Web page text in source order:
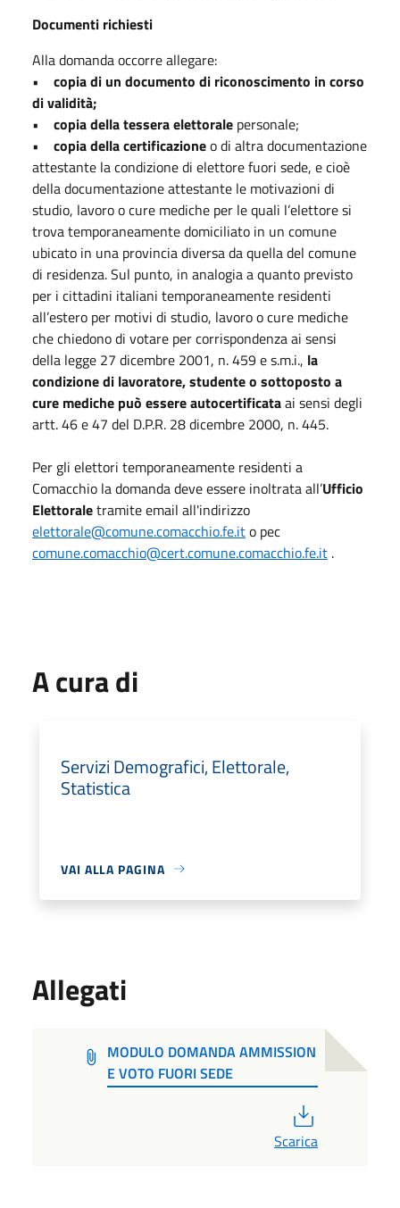
Documenti richiesti
Alla domanda occorre allegare:
• copia di un documento di riconoscimento in corso
di validità;
• copia della tessera elettorale personale;
• copia della certificazioneo di altra documentazione
attestante la condizione di elettore fuori sede, e cioè
della documentazione attestante le motivazioni di
studio, lavoro o cure mediche per le quali l’elettore si
trova temporaneamente domiciliato in un comune
ubicato in una provincia diversa da quella del comune
di residenza. Sul punto, in analogia a quanto previsto
per i cittadini italiani temporaneamente residenti
all’estero per motivi di studio, lavoro o cure mediche
che chiedono di votare per corrispondenza ai sensi
della legge 27 dicembre 2001, n. 459 e s.m.i., la
condizione di lavoratore, studente o sottoposto a
cure mediche può essere autocertificataai sensi degli
artt. 46 e 47 del D.P.R. 28 dicembre 2000, n. 445.
Per gli elettori temporaneamente residenti a
Comacchio la domanda deve essere inoltrata all’Ufficio
Elettoraletramite email all'indirizzo
elettorale@comune.comacchio.fe.ito pec
comune.comacchio@cert.comune.comacchio.fe.it .
A cura di
Servizi Demografici, Elettorale,
Statistica
VAI ALLA PAGINA
Allegati
MODULO DOMANDA AMMISSION
E VOTO FUORI SEDE
Scarica